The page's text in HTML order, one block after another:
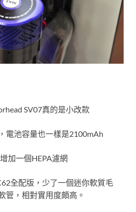
SV07真的是小改款
電池容量也一樣是2100mAh
加一個HEPA濾網
全配版，少了一個迷你軟質毛
管，相對實用度頗高。